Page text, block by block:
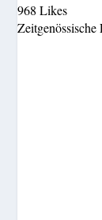
968 Likes